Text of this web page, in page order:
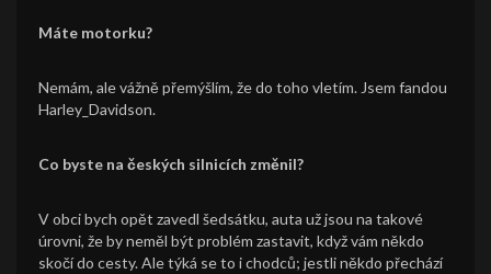
Máte motorku?
Nemám, ale vážně přemýšlím, že do toho vletím. Jsem fandou
Harley_Davidson.
Co byste na českých silnicích změnil?
V obci bych opět zavedl šedsátku, auta už jsou na takové
úrovni, že by neměl být problém zastavit, když vám někdo
skočí do cesty. Ale týká se to i chodců; jestli někdo přechází